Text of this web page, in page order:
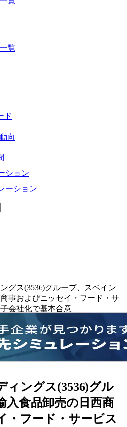
覧
ド
向
グス(3536)グループ、スペイン
事およびニッセイ・フード・サ
会社化で基本合意
ィングス(3536)グル
入食品卸売の日西商
・フード・サービス